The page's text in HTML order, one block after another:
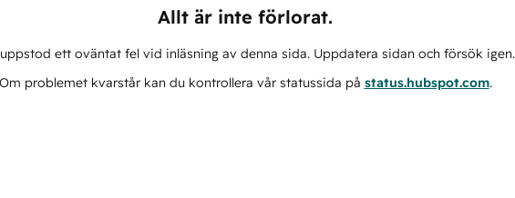
Allt är inte förlorat.
ett oväntat fel vid inläsning av denna sida. Uppdatera sidan och försök igen.
Om problemet kvarstår kan du kontrollera vår statussida på status.hubspot.com.